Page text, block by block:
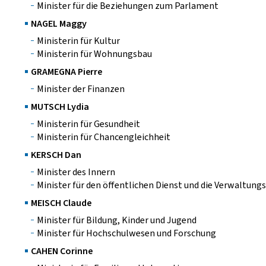
Minister für die Beziehungen zum Parlament
NAGEL Maggy
Ministerin für Kultur
Ministerin für Wohnungsbau
GRAMEGNA Pierre
Minister der Finanzen
MUTSCH Lydia
Ministerin für Gesundheit
Ministerin für Chancengleichheit
KERSCH Dan
Minister des Innern
Minister für den öffentlichen Dienst und die
MEISCH Claude
Minister für Bildung, Kinder und Jugend
Minister für Hochschulwesen und Forschung
CAHEN Corinne